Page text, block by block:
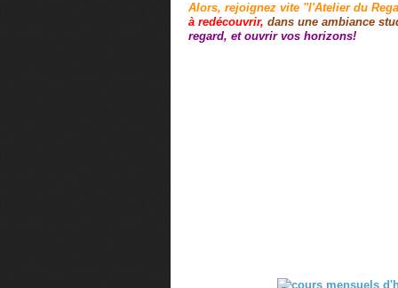
Alors, rejoignez vite "l'Atelier du
à redécouvrir, dans une ambiance
regard, et ouvrir vos horizons!